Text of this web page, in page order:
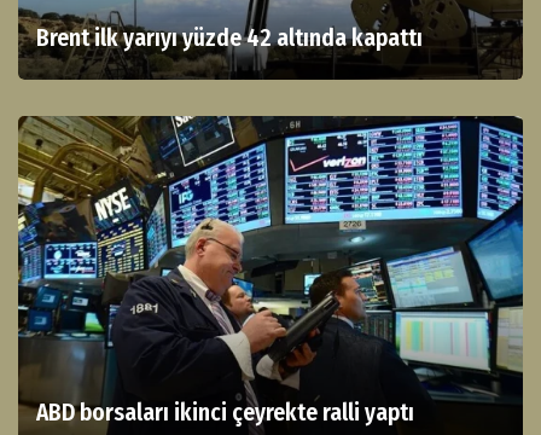
Brent ilk yarıyı yüzde 42 altında kapattı
ABD borsaları ikinci çeyrekte ralli yaptı